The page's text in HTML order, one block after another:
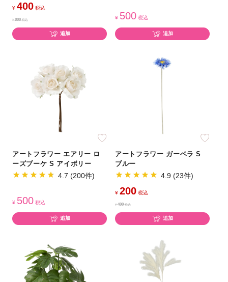
¥ 400 税込
¥800税込
追加
¥ 500 税込
追加
アートフラワー エアリー ロ
ーズブーケ S アイボリー
4.7 (200件)
¥ 500 税込
追加
アートフラワー ガーベラ S
ブルー
4.9 (23件)
¥ 200 税込
¥400税込
追加